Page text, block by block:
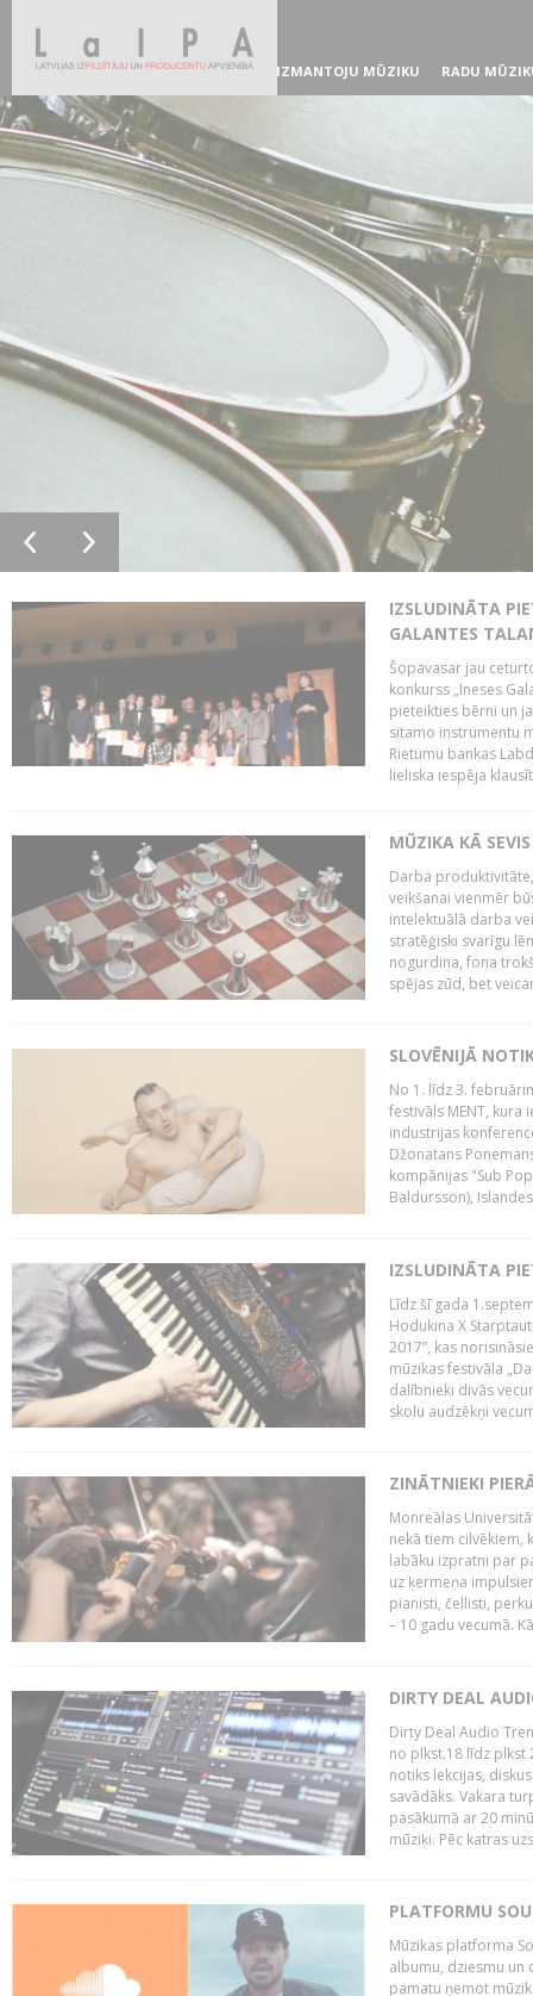
IZMANTOJU MŪZIKU RADU
IZSLUDINĀTA
GALANTES
Šopavasar jau
konkurss „Ineses
pieteikties bērni un
sitamo instrumentu
Rietumu bankas
lieliska iespēja
MŪZIKA KĀ
Darba
veikšanai vienmēr
intelektuālā darba
stratēģiski svarīgu
nogurdina, fona
spējas zūd, bet
SLOVĒNIJĀ
No 1. līdz 3.
festivāls MENT, kura
industrijas
Džonatans
kompānijas "Sub
Baldursson),
IZSLUDINĀTA
Līdz šī gada
Hodukina X
2017”, kas
mūzikas festivāla
dalībnieki divās
skolu audzēkņi
ZINĀTNIEKI
Monreālas
nekā tiem cilvēkiem,
labāku izpratni par
uz ķermeņa
pianisti, čellisti,
– 10 gadu vecumā.
DIRTY DEAL
Dirty Deal Audio
no plkst.18 līdz plkst
notiks lekcijas,
savādāks. Vakara
pasākumā ar 20
mūziķi. Pēc katras
PLATFORMU
Mūzikas platforma
albumu, dziesmu un
pamatu ņemot